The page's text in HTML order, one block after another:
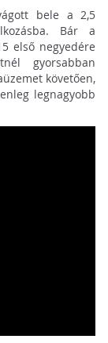
bele a 2,5
Bár a
első negyedére
gyorsabban
követően,
legnagyobb